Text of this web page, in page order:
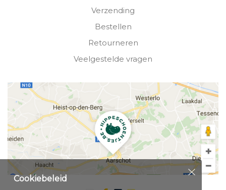
Verzending
Bestellen
Retourneren
Veelgestelde vragen
Cookiebeleid